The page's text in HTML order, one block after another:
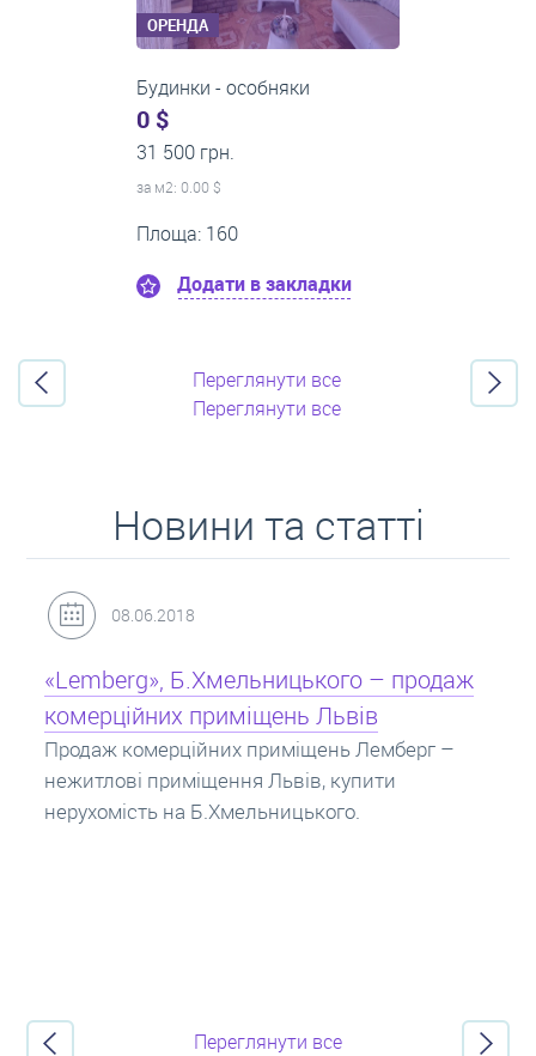
ОРЕНДА
1-кімнатні квартири
0 $
21 500 грн.
за м2: 0.00 $
Поверх:8
Переглянути все
Переглянути все
Новини та статті
31.05.2018
Кредит під заставу нерухомості: іпотека
Іпотека на квартиру – кредит на житло під
заставу нерухомості. Купити в іпотеку – що
потрібно знати? Консультація від Експертів
про іпотечні кредити.
Переглянути все